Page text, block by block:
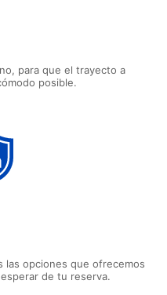
para que el trayecto a
posible.
las opciones que ofrecemos
de tu reserva.